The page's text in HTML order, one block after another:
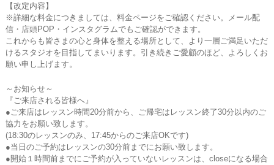
【改定内容】
※詳細な料金につきましては、料金ページをご確認ください。メール配
信・店頭POP・インスタグラムでもご確認ができます。
これからも皆さまの心と身体を整える場所として、より一層ご満足いただ
けるスタジオを目指してまいります。引き続きご愛顧のほど、よろしくお
願い申し上げます。
～お知らせ～
『ご来店される皆様へ』
●ご来店はレッスン時間20分前から、ご帰宅はレッスン終了30分以内のご
協力をお願い致します。
(18:30のレッスンのみ、17:45からのご来店OKです)
●当日のご予約はレッスンの30分前までにお願い致します。
●開始１時間前までにご予約が入っていないレッスンは、closeになる場合